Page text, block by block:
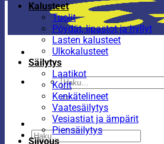
Etsi:
Etsi:
Kalusteet
Tuolit
Pöydät, lipastot ja hyllyt
Lasten kalusteet
Ulkokalusteet
Säilytys
Laatikot
Korit
Kenkätelineet
Vaatesäilytys
Vesiastiat ja ämpärit
Piensäilytys
Siivous